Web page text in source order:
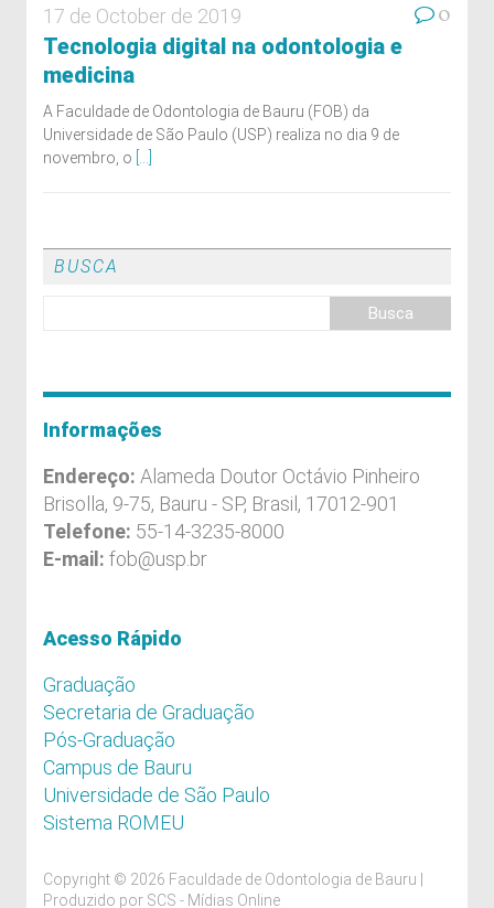
17 de October de 2019 0
Tecnologia digital na odontologia e
medicina
A Faculdade de Odontologia de Bauru (FOB) da
Universidade de São Paulo (USP) realiza no dia 9 de
novembro, o
BUSCA
Informações
Endereço: Alameda Doutor Octávio Pinheiro
Brisolla, 9-75, Bauru - SP, Brasil, 17012-901
Telefone: 55-14-3235-8000
E-mail: fob@usp.br
Acesso Rápido
Graduação
Secretaria de Graduação
Pós-Graduação
Campus de Bauru
Universidade de São Paulo
Sistema ROMEU
Copyright © 2026 Faculdade de Odontologia de Bauru |
Produzido por SCS - Mídias Online